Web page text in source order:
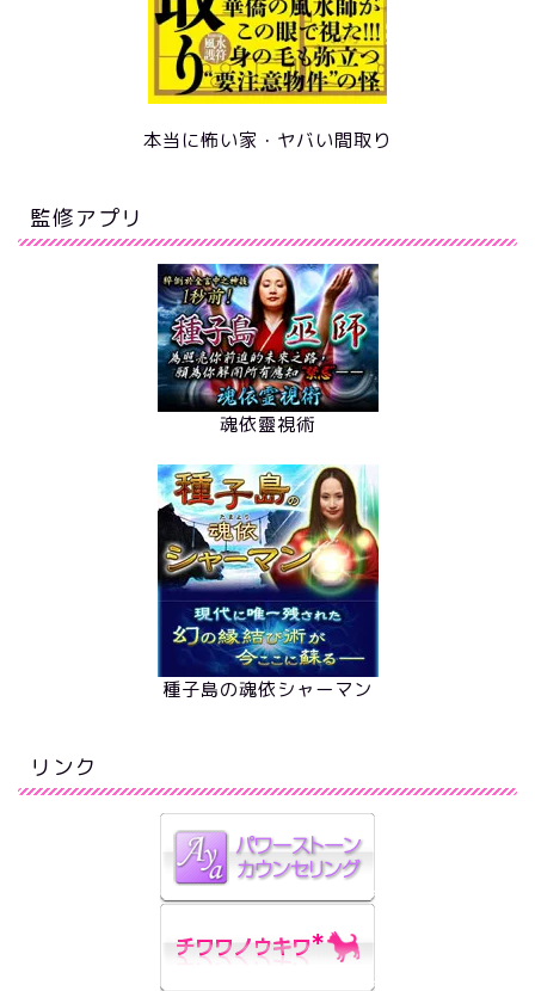
本当に怖い家・ヤバい間取り
監修アプリ
魂依靈視術
種子島の魂依シャーマン
リンク